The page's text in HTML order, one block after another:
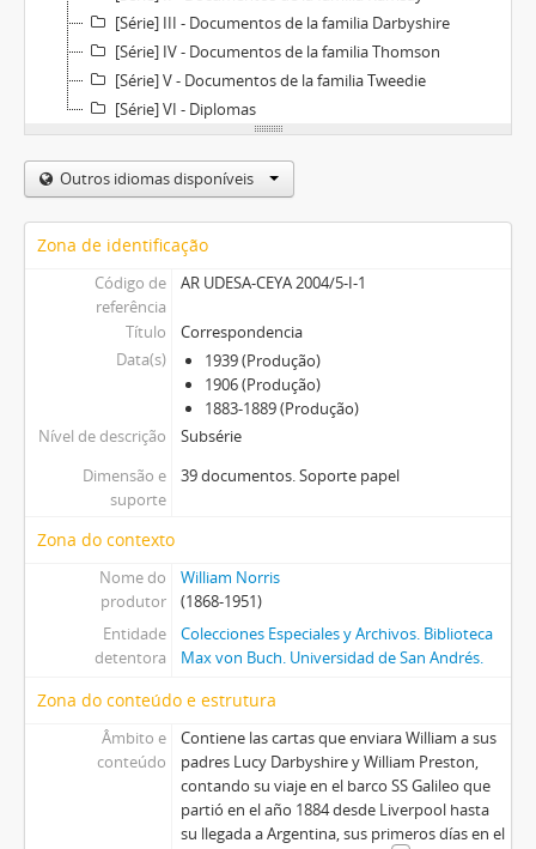
[Série] III - Documentos de la familia Darbyshire
[Série] IV - Documentos de la familia Thomson
[Série] V - Documentos de la familia Tweedie
[Série] VI - Diplomas
Outros idiomas disponíveis
Zona de identificação
Código de
referência
AR UDESA-CEYA 2004/5-I-1
Título
Correspondencia
Data(s)
1939 (Produção)
1906 (Produção)
1883-1889 (Produção)
Nível de descrição
Subsérie
Dimensão e
suporte
39 documentos. Soporte papel
Zona do contexto
Nome do
produtor
William Norris
(1868-1951)
Entidade
detentora
Colecciones Especiales y Archivos. Biblioteca
Max von Buch. Universidad de San Andrés.
Zona do conteúdo e estrutura
Âmbito e
conteúdo
Contiene las cartas que enviara William a sus
padres Lucy Darbyshire y William Preston,
contando su viaje en el barco SS Galileo que
partió en el año 1884 desde Liverpool hasta
su llegada a Argentina, sus primeros días en el